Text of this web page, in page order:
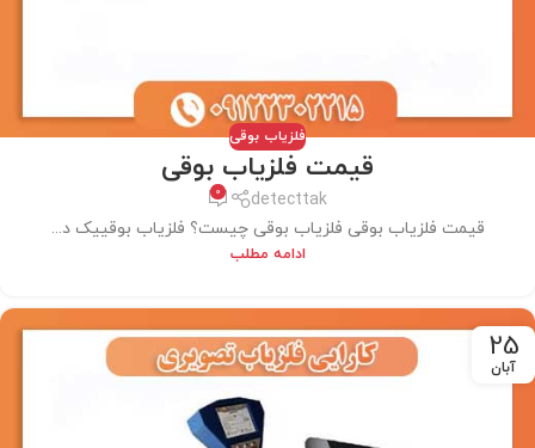
فلزیاب بوقی
قیمت فلزیاب بوقی
detecttak
0
قیمت فلزیاب بوقی فلزیاب بوقی چیست؟ فلزیاب بوقییک د...
ادامه مطلب
25
آبان